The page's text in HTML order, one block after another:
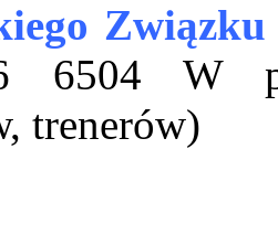
6504 W
trenerów)